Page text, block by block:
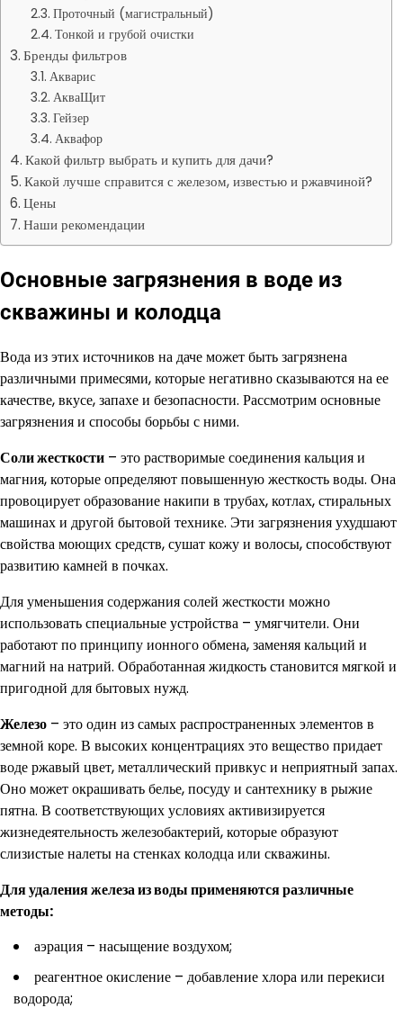
Проточный (магистральный)
Тонкой и грубой очистки
Бренды фильтров
Акварис
АкваЩит
Гейзер
Аквафор
Какой фильтр выбрать и купить для дачи?
Какой лучше справится с железом, известью и ржавчиной?
Цены
Наши рекомендации
Основные загрязнения в воде из
скважины и колодца
Вода из этих источников на даче может быть загрязнена
различными примесями, которые негативно сказываются на ее
качестве, вкусе, запахе и безопасности. Рассмотрим основные
загрязнения и способы борьбы с ними.
Соли жесткости – это растворимые соединения кальция и
магния, которые определяют повышенную жесткость воды. Она
провоцирует образование накипи в трубах, котлах, стиральных
машинах и другой бытовой технике. Эти загрязнения ухудшают
свойства моющих средств, сушат кожу и волосы, способствуют
развитию камней в почках.
Для уменьшения содержания солей жесткости можно
использовать специальные устройства – умягчители. Они
работают по принципу ионного обмена, заменяя кальций и
магний на натрий. Обработанная жидкость становится мягкой и
пригодной для бытовых нужд.
Железо – это один из самых распространенных элементов в
земной коре. В высоких концентрациях это вещество придает
воде ржавый цвет, металлический привкус и неприятный запах.
Оно может окрашивать белье, посуду и сантехнику в рыжие
пятна. В соответствующих условиях активизируется
жизнедеятельность железобактерий, которые образуют
слизистые налеты на стенках колодца или скважины.
Для удаления железа из воды применяются различные
методы:
аэрация – насыщение воздухом;
реагентное окисление – добавление хлора или перекиси
водорода;